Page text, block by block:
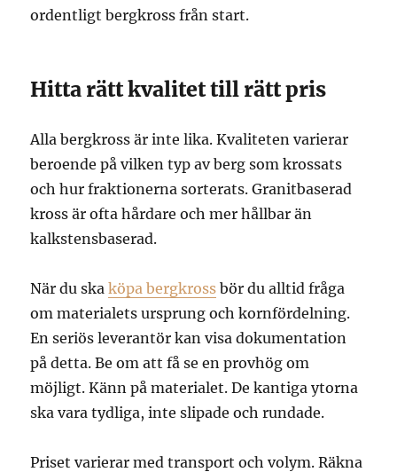
ordentligt bergkross från start.
Hitta rätt kvalitet till rätt pris
Alla bergkross är inte lika. Kvaliteten varierar
beroende på vilken typ av berg som krossats
och hur fraktionerna sorterats. Granitbaserad
kross är ofta hårdare och mer hållbar än
kalkstensbaserad.
När du skaköpa bergkross bör du alltid fråga
om materialets ursprung och kornfördelning.
En seriös leverantör kan visa dokumentation
på detta. Be om att få se en provhög om
möjligt. Känn på materialet. De kantiga ytorna
ska vara tydliga, inte slipade och rundade.
Priset varierar med transport och volym. Räkna